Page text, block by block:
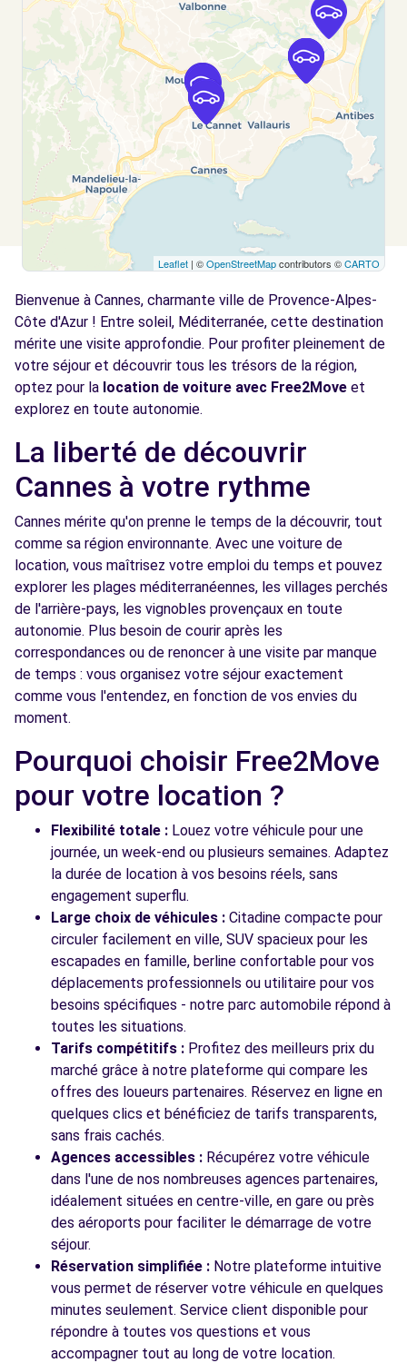
Free2move Rent - GROUPE CHOPARD -
MOUGINS (O)
km
235 ROUTE DU CANNET
MOUGINS, 06250
Voir l'agence
Free2move Rent - CHOPARD CANNES SCC -
MOUGINS (C)
235 ROUTE DU CANNET
MOUGINS, 06250
Voir l'agence
Free2move Rent - CHOPARD CANNES SCC -
MOUGINS (D)
3.6
km
235 ROUTE DU CANNET
Free2move Rent - CHOPARD ANTIBES SCC -
ANTIBES (O)
1945 ROUTE DE GRASSE
ANTIBES, 06600
Voir l'agence
Free2Move Rent - CHOPARD ANTIBES -
ANTIBES (DS)
7.8
ROUTE DE GRASSE
ANTIBES, 06600
Voir l'agence
Voir toutes les agences
Leaflet | ©OpenStreetMapcontributors ©CARTO
Bienvenue à Cannes, charmante ville de Provence-Alpes-
Côte d'Azur ! Entre soleil, Méditerranée, cette destination
mérite une visite approfondie. Pour profiter pleinement de
votre séjour et découvrir tous les trésors de la région,
optez pour la location de voiture avec Free2Move et
explorez en toute autonomie.
La liberté de découvrir
Cannes à votre rythme
Cannes mérite qu'on prenne le temps de la découvrir, tout
comme sa région environnante. Avec une voiture de
location, vous maîtrisez votre emploi du temps et pouvez
explorer les plages méditerranéennes, les villages perchés
de l'arrière-pays, les vignobles provençaux en toute
autonomie. Plus besoin de courir après les
correspondances ou de renoncer à une visite par manque
de temps : vous organisez votre séjour exactement
comme vous l'entendez, en fonction de vos envies du
moment.
Pourquoi choisir Free2Move
pour votre location ?
Flexibilité totale : Louez votre véhicule pour une
journée, un week-end ou plusieurs semaines. Adaptez
la durée de location à vos besoins réels, sans
engagement superflu.
Large choix de véhicules : Citadine compacte pour
circuler facilement en ville, SUV spacieux pour les
escapades en famille, berline confortable pour vos
déplacements professionnels ou utilitaire pour vos
besoins spécifiques - notre parc automobile répond à
toutes les situations.
Tarifs compétitifs : Profitez des meilleurs prix du
marché grâce à notre plateforme qui compare les
offres des loueurs partenaires. Réservez en ligne en
quelques clics et bénéficiez de tarifs transparents,
sans frais cachés.
Agences accessibles : Récupérez votre véhicule
dans l'une de nos nombreuses agences partenaires,
idéalement situées en centre-ville, en gare ou près
des aéroports pour faciliter le démarrage de votre
séjour.
Réservation simplifiée : Notre plateforme intuitive
vous permet de réserver votre véhicule en quelques
minutes seulement. Service client disponible pour
répondre à toutes vos questions et vous
accompagner tout au long de votre location.